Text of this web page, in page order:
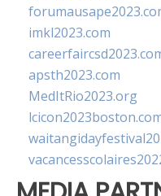
imkl2023.com
apsth2023.com
MedItRio2023.org